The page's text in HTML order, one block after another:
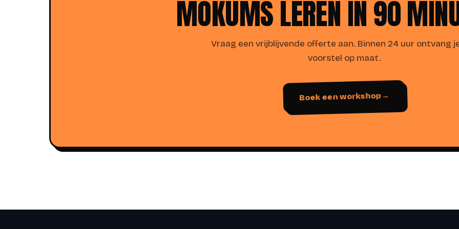
MOKUMS LEREN IN 90
Vraag een vrijblijvende offerte aan. Binnen 24 uur ontvang
voorstel op maat.
Boek een workshop→